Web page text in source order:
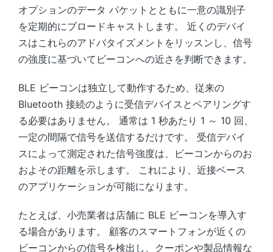
オプションのデータ パケットとともに一意の識別子
を定期的にブロードキャストします。 近くのデバイ
スはこれらのアドバタイズメントをリッスンし、信号
の強度に基づいてビーコンへの近さを判断できます。
BLE ビーコンは独立して動作するため、従来の
Bluetooth 接続のように受信デバイスとペアリングす
る必要はありません。 通常は 1 秒あたり 1 ～ 10 回、
一定の間隔で信号を送信するだけです。 受信デバイ
スによって測定された信号強度は、ビーコンからのお
およその距離を示します。 これにより、近接ベース
のアプリケーションが可能になります。
たとえば、小売業者は店舗に BLE ビーコンを導入す
る場合があります。 顧客のスマートフォンが近くの
ビーコンからの信号を検出し、クーポンや製品情報な